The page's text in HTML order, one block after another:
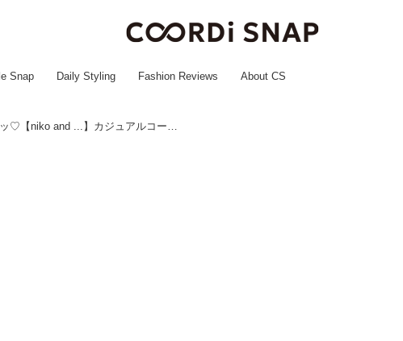
Snap Daily Styling Fashion Reviews About CS
レトロ感たまらーーーんッ♡【niko and ...】カジュアルコーデ格上げ！「主役級Tシャツ」